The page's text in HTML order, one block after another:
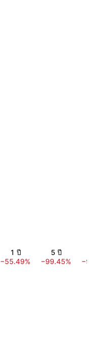
1 ปี
−55.49%
5 ปี
−99.45%